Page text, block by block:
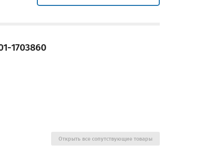
1703860
Открыть все сопутствующие товары